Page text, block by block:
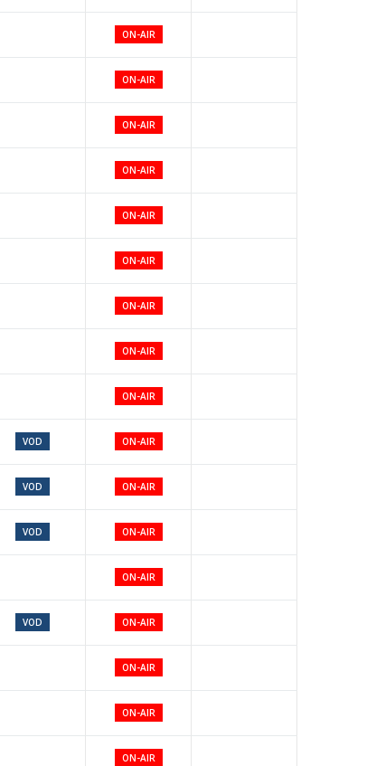
ON-AIR
ON-AIR
ON-AIR
ON-AIR
ON-AIR
ON-AIR
ON-AIR
ON-AIR
ON-AIR
VOD ON-AIR
VOD ON-AIR
VOD ON-AIR
ON-AIR
VOD ON-AIR
ON-AIR
ON-AIR
ON-AIR